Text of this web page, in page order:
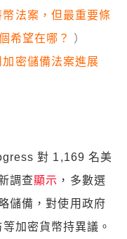
法案，但最重要條
希望在哪？
）
密儲備法案進展
對 1,169 名美
調查顯示 ，多數選
儲備，對使用政府
加密貨幣持異議。